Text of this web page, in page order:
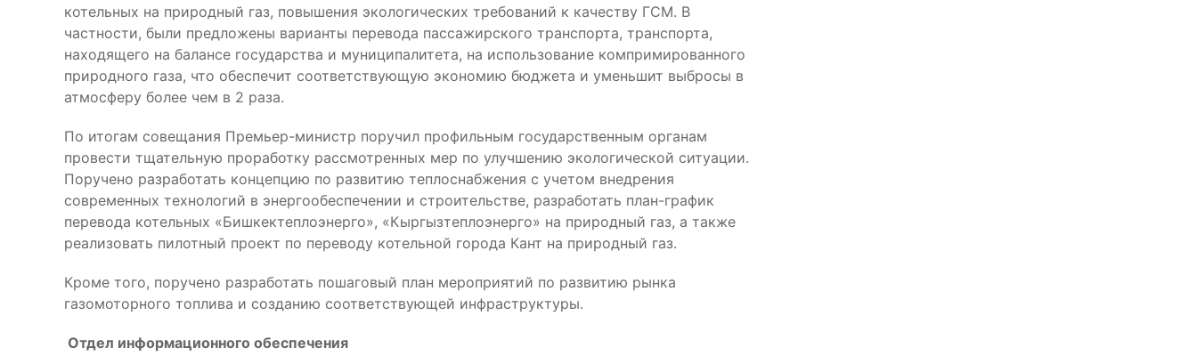
котельных на природный газ, повышения экологических требований к качеству ГСМ. В
частности, были предложены варианты перевода пассажирского транспорта, транспорта,
находящего на балансе государства и муниципалитета, на использование компримированного
природного газа, что обеспечит соответствующую экономию бюджета и уменьшит выбросы в
атмосферу более чем в 2 раза.
По итогам совещания Премьер-министр поручил профильным государственным органам
провести тщательную проработку рассмотренных мер по улучшению экологической ситуации.
Поручено разработать концепцию по развитию теплоснабжения с учетом внедрения
современных технологий в энергообеспечении и строительстве, разработать план-график
перевода котельных «Бишкектеплоэнерго», «Кыргызтеплоэнерго» на природный газ, а также
реализовать пилотный проект по переводу котельной города Кант на природный газ.
Кроме того, поручено разработать пошаговый план мероприятий по развитию рынка
газомоторного топлива и созданию соответствующей инфраструктуры.
Отдел информационного обеспечения